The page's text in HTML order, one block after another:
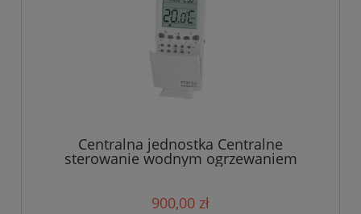
Centralna jednostka Centralne
sterowanie wodnym ogrzewaniem
podłogowym 30(+2) strefy PT41-CJ
900,00 zł